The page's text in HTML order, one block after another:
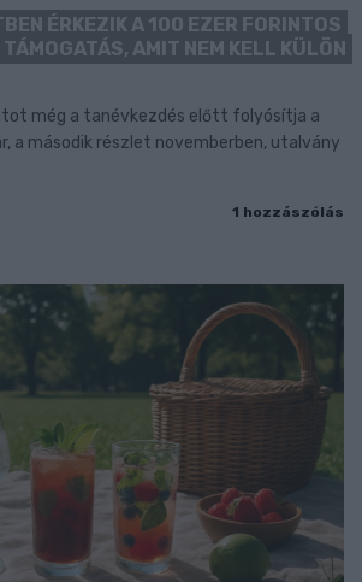
ÉRKEZIK A 100 EZER FORINTOS
AMIT NEM KELL KÜLÖN
még a tanévkezdés előtt folyósítja a
a második részlet novemberben, utalvány
1 hozzászólás